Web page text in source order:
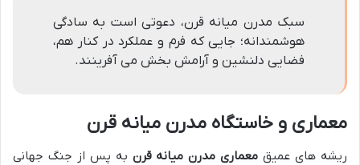
سبک مدرن میانه قرن، دعوتی است به سادگی
هوشمندانه؛ جایی که فرم و عملکرد در کنار هم،
فضایی دلنشین و آرامش بخش می آفرینند.
معماری و خاستگاه مدرن میانه قرن
ریشه های عمیق معماری مدرن میانه قرن به پس از جنگ جهانی